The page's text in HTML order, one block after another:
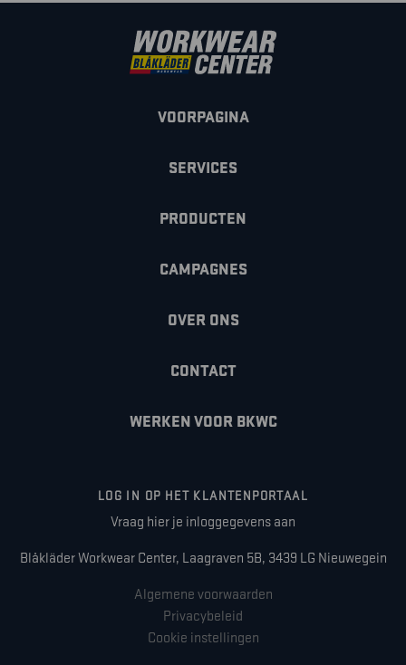
VOORPAGINA
SERVICES
PRODUCTEN
CAMPAGNES
OVER ONS
CONTACT
WERKEN VOOR BKWC
LOG IN OP HET KLANTENPORTAAL
Vraag hier je inloggegevens aan
Blåkläder Workwear Center, Laagraven 5B, 3439 LG Nieuwegein
Algemene voorwaarden
Privacybeleid
Cookie instellingen